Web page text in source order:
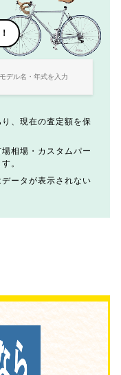
、現在の査定額を保
相場・カスタムパー
。
ータが表示されない